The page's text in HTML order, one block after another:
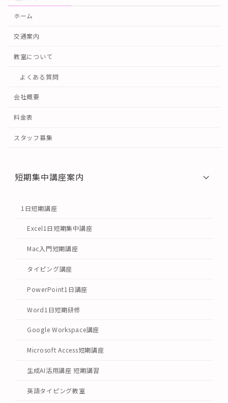
ホーム
交通案内
教室について
よくある質問
会社概要
料金表
スタッフ募集
短期集中講座案内
1日短期講座
Excel1日短期集中講座
Mac入門短期講座
タイピング講座
PowerPoint1日講座
Word1日短期研修
Google Workspace講座
Microsoft Access短期講座
生成AI活用講座 短期講習
英語タイピング教室